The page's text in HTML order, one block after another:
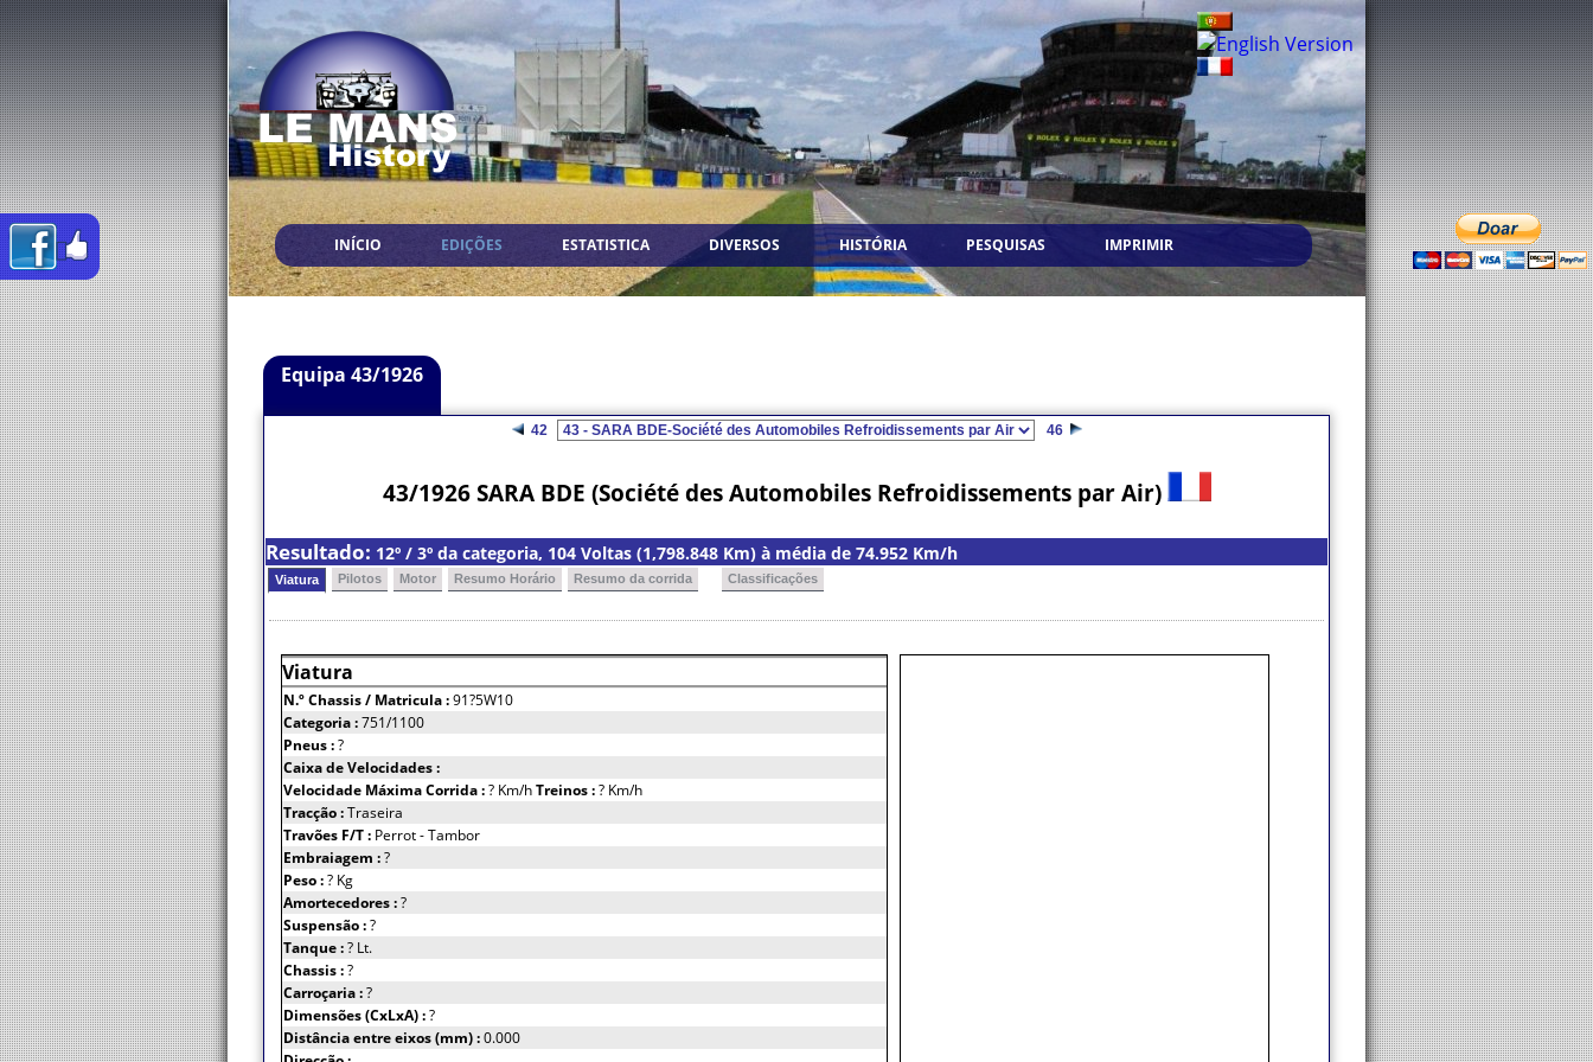
INÍCIO EDIÇÕES ESTATISTICA DIVERSOS HISTÓRIA PESQUISAS IMPRIMIR
Equipa 43/1926
42 46
43/1926 SARA BDE (Société des Automobiles Refroidissements par Air)
Resultado: 12º / 3º da categoria, 104 Voltas (1,798.848 Km) à média de 74.952 Km/h
Viatura Pilotos Motor Resumo Horário Resumo da corrida Classificações
Viatura
N.º Chassis/ Matricula :91?5W10
Categoria :751/1100
Pneus :?
Caixa de Velocidades :
Velocidade Máxima Corrida :? Km/hTreinos :? Km/h
Tracção :Traseira
Travões F/T : Perrot - Tambor
Embraiagem :?
Peso :? Kg
Amortecedores :?
Suspensão :?
Tanque :? Lt.
Chassis :?
Carroçaria :?
Dimensões (CxLxA) :?
Distância entre eixos (mm) :0.000